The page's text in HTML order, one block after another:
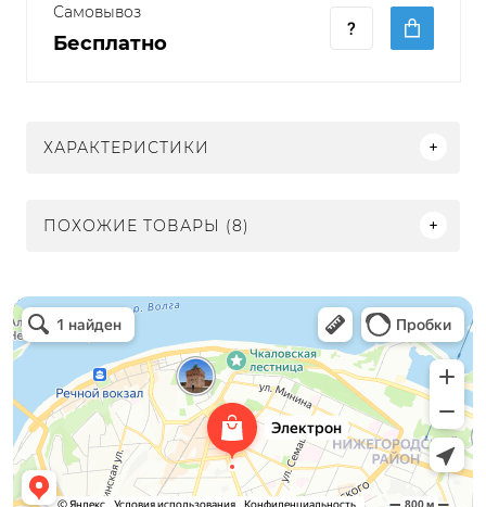
Самовывоз
Бесплатно
ХАРАКТЕРИСТИКИ
ПОХОЖИЕ ТОВАРЫ (8)
Электрон
Светильники в Нижнем Новгороде
Электротехническая продукция в Нижнем Новгороде